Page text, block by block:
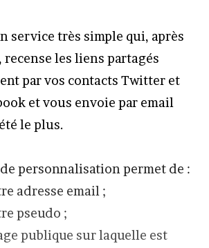
service très simple qui, après
les liens partagés
par vos contacts Twitter et
et vous envoie par email
le plus.
personnalisation permet de :
adresse email ;
pseudo ;
publique sur laquelle est